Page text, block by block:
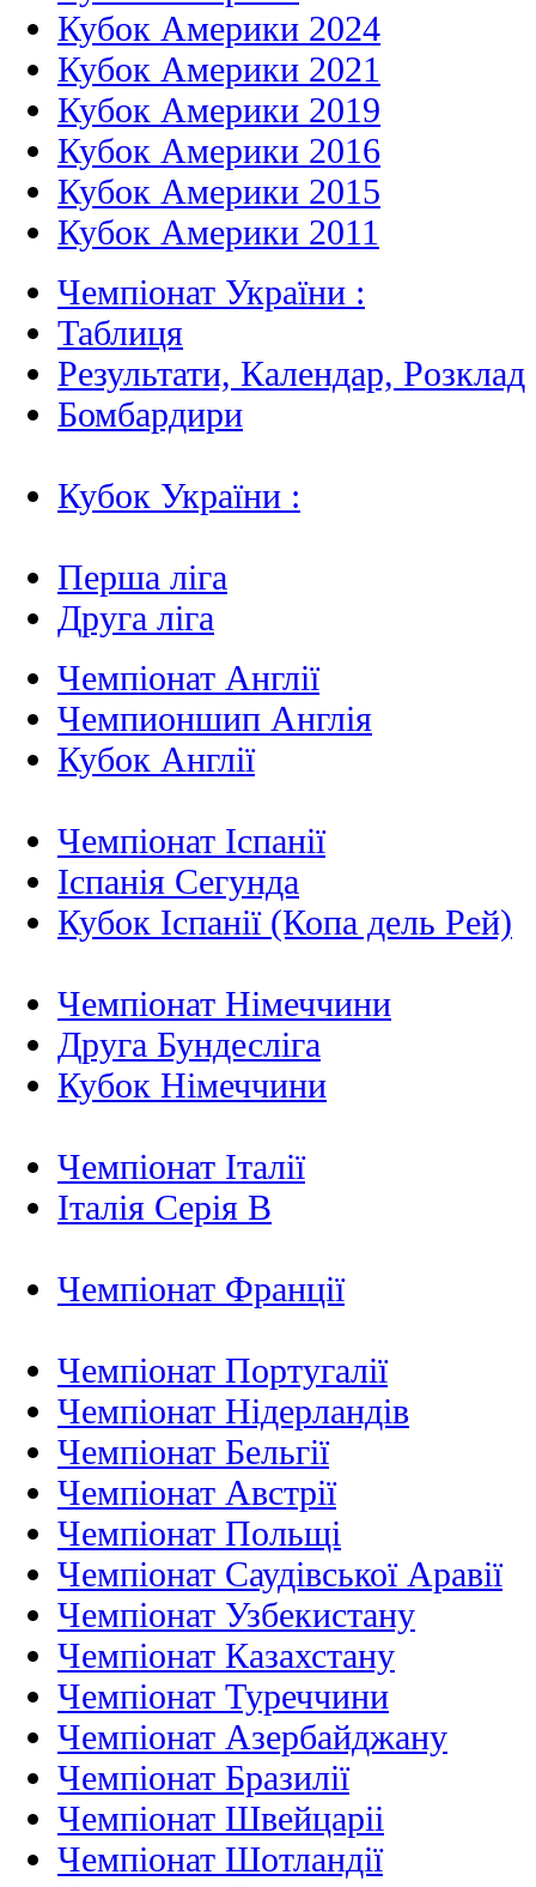
Кубок Америки 2024
Кубок Америки 2021
Кубок Америки 2019
Кубок Америки 2016
Кубок Америки 2015
Кубок Америки 2011
Чемпіонат України :
Таблиця
Результати, Календар, Poзклад
Бомбардири
Кубок України :
Перша ліга
Друга ліга
Чемпіонат Англії
Чемпионшип Англія
Кубок Англії
Чемпіонат Іспанії
Іспанія Сегунда
Кубок Іспанії (Копа дель Рей)
Чемпіонат Німеччини
Друга Бундесліга
Кубок Німеччини
Чемпіонат Італії
Італія Серія B
Чемпіонат Франції
Чемпіонат Португалії
Чемпіонат Нідерландiв
Чемпіонат Бельгії
Чемпіонат Австрії
Чемпіонат Польщі
Чемпіонат Саудівської Аравії
Чемпіонат Узбекистану
Чемпіонат Казахстану
Чемпіонат Туреччини
Чемпіонат Азербайджану
Чемпіонат Бразилії
Чемпіонат Швейцаріі
Чемпіонат Шотландії